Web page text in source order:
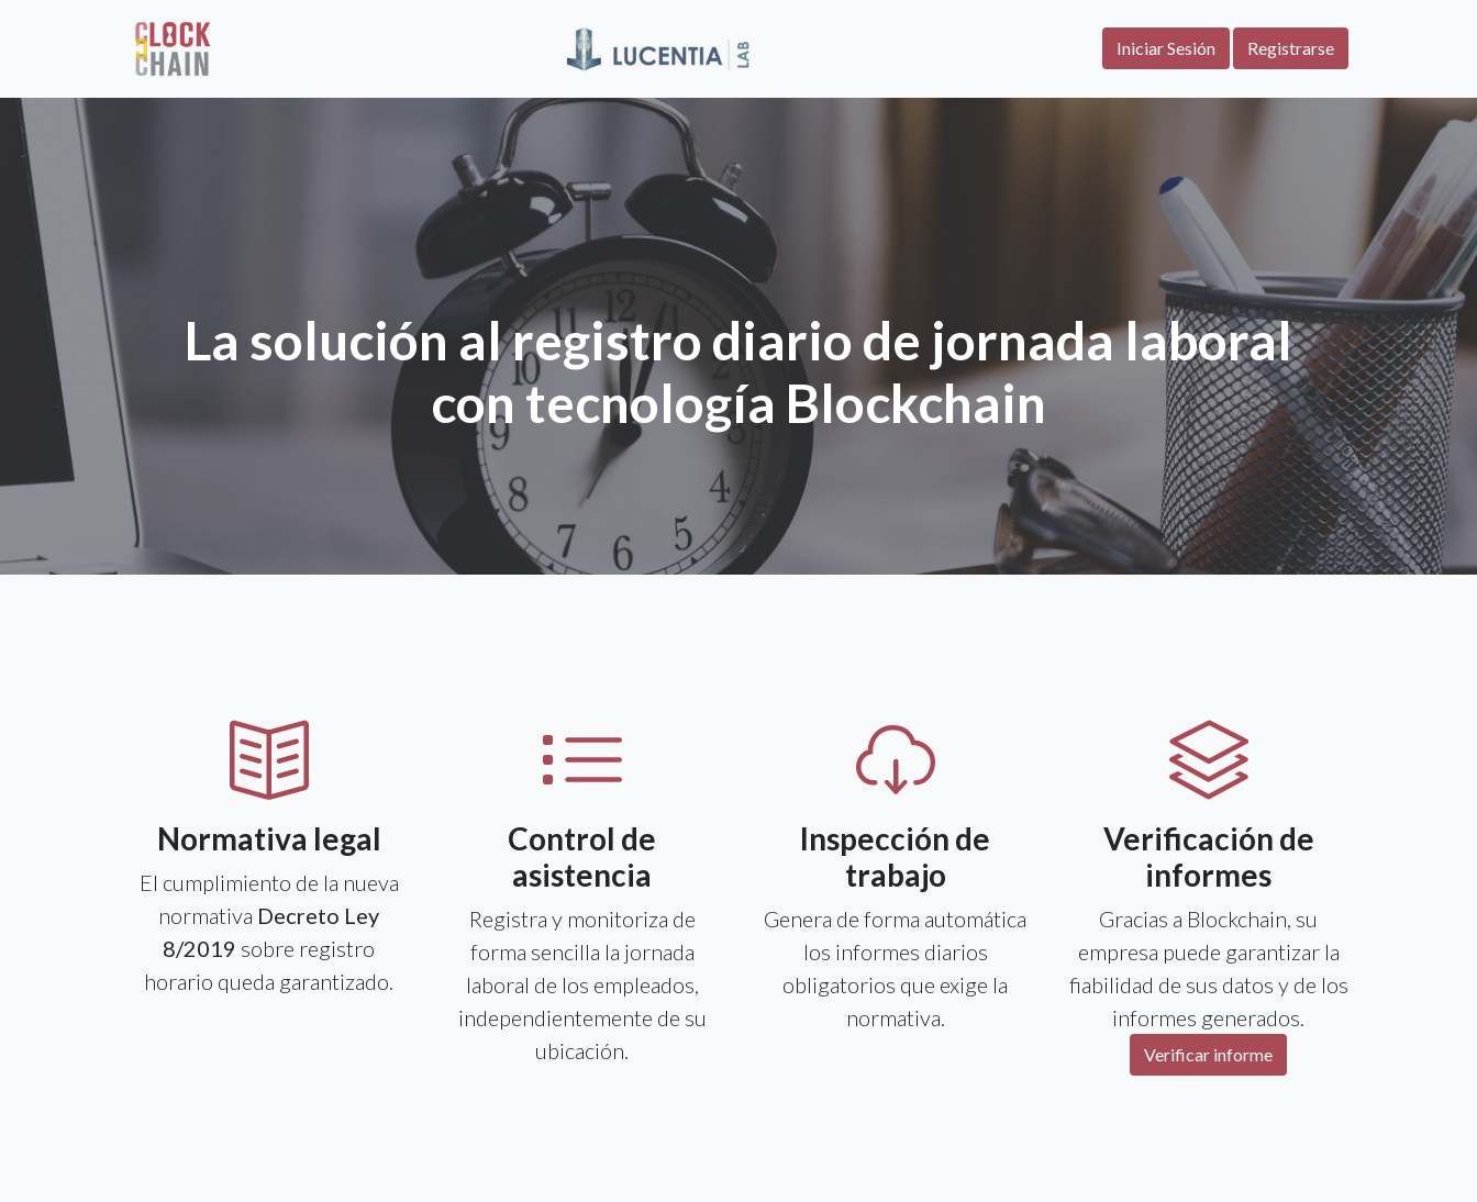
Iniciar Sesión Registrarse
La solución al registro diario de jornada laboral
con tecnología Blockchain
Normativa legal
El cumplimiento de la nueva
normativa Decreto Ley
8/2019 sobre registro
horario queda garantizado.
Control de
asistencia
Registra y monitoriza de
forma sencilla la jornada
laboral de los empleados,
independientemente de su
ubicación.
Inspección de
trabajo
Genera de forma automática
los informes diarios
obligatorios que exige la
normativa.
Verificación de
informes
Gracias a Blockchain, su
empresa puede garantizar la
fiabilidad de sus datos y de los
informes generados.
Verificar informe